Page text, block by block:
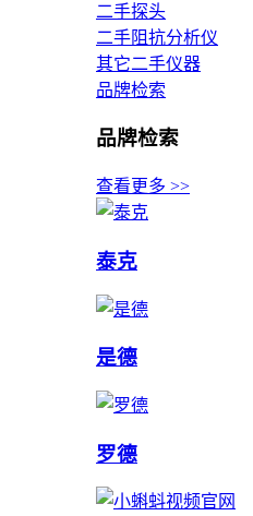
二手探头
二手阻抗分析仪
其它二手仪器
品牌检索
品牌检索
查看更多 >>
泰克
是德
罗德